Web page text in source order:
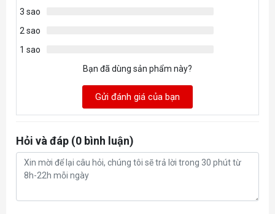
3 sao
2 sao
1 sao
Bạn đã dùng sản phẩm này?
Gửi đánh giá của bạn
Hỏi và đáp (0 bình luận)